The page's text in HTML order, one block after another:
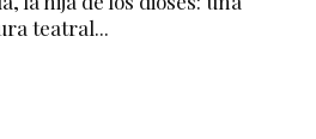
teatral...